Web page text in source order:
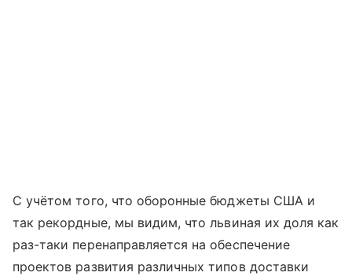
С учётом того, что оборонные бюджеты США и
так рекордные, мы видим, что львиная их доля как
раз-таки перенаправляется на обеспечение
проектов развития различных типов доставки